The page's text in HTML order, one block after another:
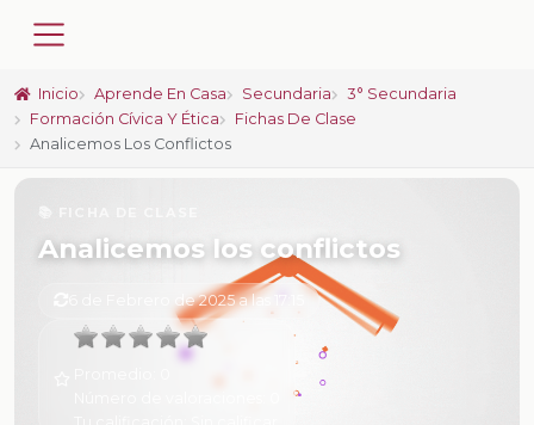
Inicio Aprende En Casa Secundaria
3° Secundaria
Formación Cívica Y Ética
Fichas De Clase
Analicemos Los Conflictos
Analicemos los conflictos
6 de Febrero de 2025 a las 17:15